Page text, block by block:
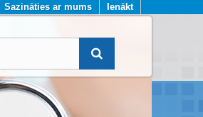
Ienākt
Sazināties ar mums